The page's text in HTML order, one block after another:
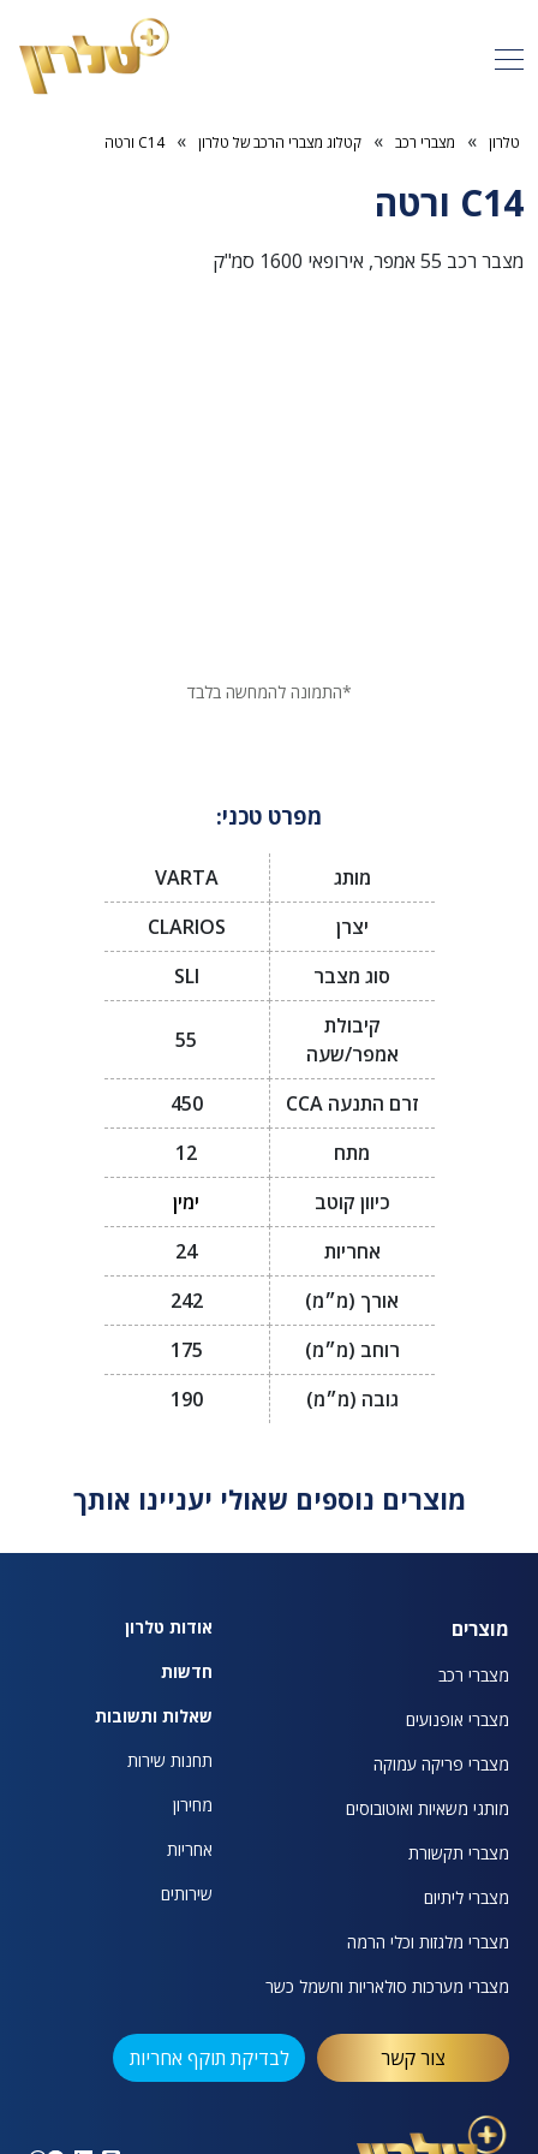
טלרון » מצברי רכב » קטלוג מצברי הרכב של טלרון » C14 ורטה
C14 ורטה
מצבר רכב 55 אמפר, אירופאי 1600 סמ"ק
*התמונה להמחשה בלבד
מפרט טכני:
מותג
VARTA
יצרן
CLARIOS
סוג מצבר
SLI
קיבולת
אמפר/שעה
55
זרם התנעה CCA
450
מתח
12
כיוון קוטב
ימין
אחריות
24
אורך (מ״מ)
242
רוחב (מ״מ)
175
גובה (מ״מ)
190
מוצרים נוספים שאולי יעניינו אותך
מוצרים
מצברי רכב
מצברי אופנועים
מצברי פריקה עמוקה
מותגי משאיות ואוטובוסים
מצברי תקשורת
מצברי ליתיום
מצברי מלגזות וכלי הרמה
מצברי מערכות סולאריות וחשמל כשר
אודות טלרון
חדשות
שאלות ותשובות
תחנות שירות
מחירון
אחריות
שירותים
צור קשר לבדיקת תוקף אחריות